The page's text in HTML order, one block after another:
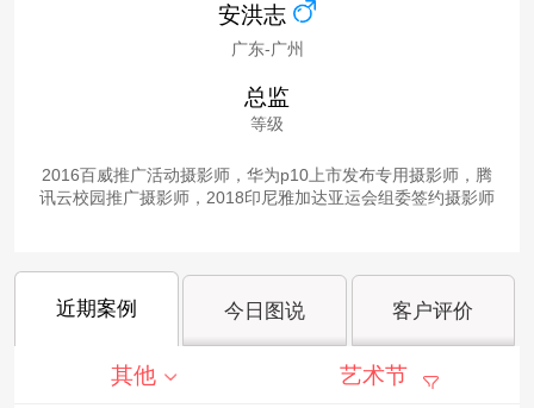
安洪志
广东-广州
总监
等级
2016百威推广活动摄影师，华为p10上市发布专用摄影师，腾
讯云校园推广摄影师，2018印尼雅加达亚运会组委签约摄影师
近期案例 今日图说 客户评价
其他 艺术节